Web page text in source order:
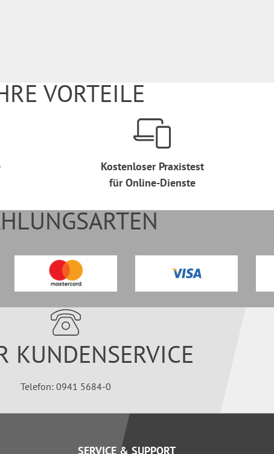
VORTEILE
Kostenloser Praxistest
für Online-Dienste
KUNDENSERVICE
Telefon: 0941 5684-0
SERVICE & SUPPORT